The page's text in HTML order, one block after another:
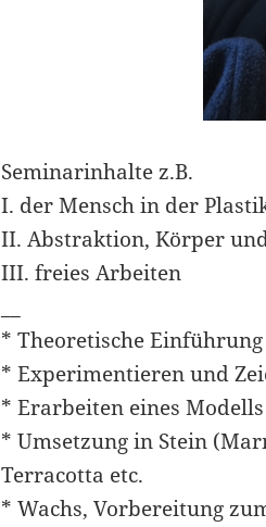
Seminarinhalte z.B.
I. der Mensch in der
II. Abstraktion, Körper
III. freies Arbeiten
* Theoretische
* Experimentieren und
* Erarbeiten eines
* Umsetzung in Stein
Terracotta etc.
* Wachs, Vorbereitung